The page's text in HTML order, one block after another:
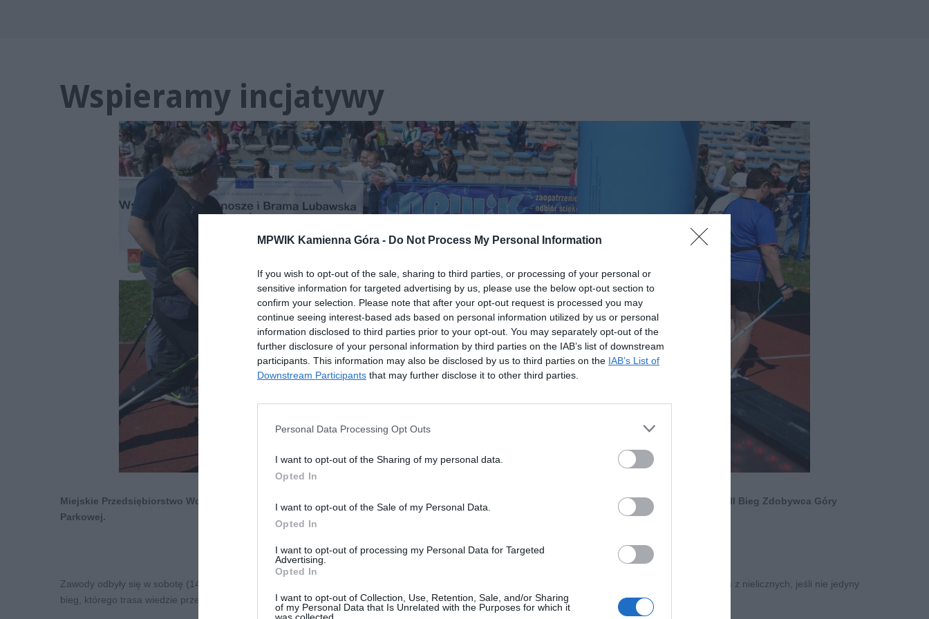
MPWIK Kamienna Góra - Do Not Process My Personal Information
If you wish to opt-out of the sale, sharing to third parties, or processing of your personal or
sensitive information for targeted advertising by us, please use the below opt-out section to
confirm your selection. Please note that after your opt-out request is processed you may
continue seeing interest-based ads based on personal information utilized by us or personal
information disclosed to third parties prior to your opt-out. You may separately opt-out of the
further disclosure of your personal information by third parties on the IAB’s list of downstream
participants. This information may also be disclosed by us to third parties on the IAB’s List of
Downstream Participants that may further disclose it to other third parties.
Personal Data Processing Opt Outs
I want to opt-out of the Sharing of my personal data.
Opted In
I want to opt-out of the Sale of my Personal Data.
Opted In
I want to opt-out of processing my Personal Data for Targeted
Advertising.
Opted In
I want to opt-out of Collection, Use, Retention, Sale, and/or Sharing
of my Personal Data that Is Unrelated with the Purposes for which it
Wspieramy incjatywy
Miejskie Przedsiębiorstwo Wodociągów i Kanalizacji wspiera inicjatywy mieszkańców. Przykładem zaangażowania spółki w lokalne życie był VII Bieg Zdobywca Góry
Parkowej.
Zawody odbyły się w sobotę (14 kwietnia). Zawodnicy mieli do pokonania trasę o długości 10 km. Dwukrotnie przebiegali przez podziemia Arado. To jeden z nielicznych, jeśli nie jedyny
bieg, którego trasa wiedzie przez tego typu obiekt. Zawodnicy zmagają się również z trudnym podbiegiem na Górę Parkową.